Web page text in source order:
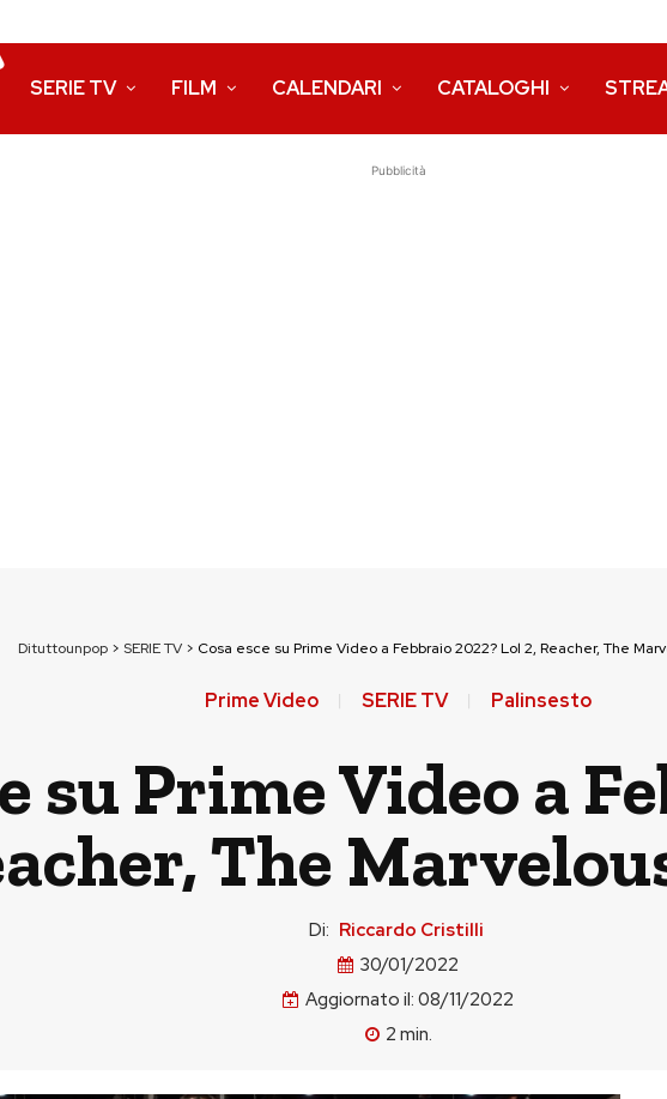
SERIE TV FILM CALENDARI CATALOGHI
Pubblicità
Dituttounpop > SERIE TV > Cosa esce su Prime Video a Febbraio 2022? Lol 2, Reacher, The
Prime Video SERIE TV Palinsesto
su Prime Video a
The
Di: Riccardo Cristilli
30/01/2022
Aggiornato il: 08/11/2022
2 min.